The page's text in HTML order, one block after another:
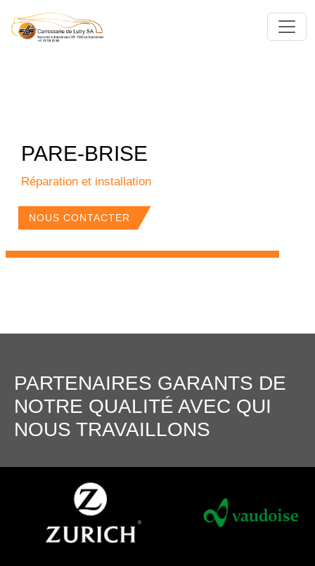
PARE-BRISE
Réparation et installation
NOUS CONTACTER
PARTENAIRES GARANTS DE
NOTRE QUALITÉ AVEC QUI
NOUS TRAVAILLONS